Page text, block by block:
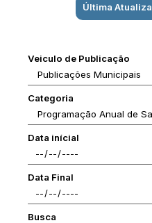
Última
Veiculo de Publicação
Categoria
Data inícial
Data Final
Busca